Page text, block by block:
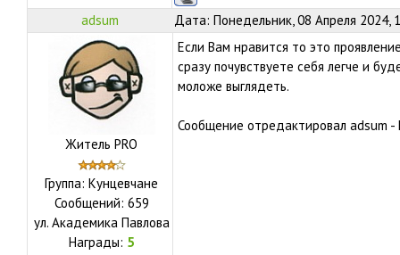
adsum Дата: Понедельник, 08 Апреля 2024,
Житель PRO
Группа: Кунцевчане
Сообщений: 659
ул. Академика Павлова
Награды: 5
Если Вам нравится то это
сразу почувствуете себя легче и
моложе выглядеть.
Сообщение отредактировал adsum -